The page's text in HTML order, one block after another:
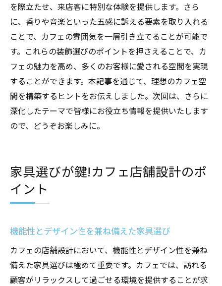
を際立たせ、来店客に特別な体験を提供します。さら
に、香りや音楽といった五感に訴える要素を取り入れる
ことで、カフェの雰囲気を一層引き立てることが可能で
す。これらの装飾選びのポイントを押さえることで、カ
フェの魅力を高め、多くのお客様に愛される空間を実現
することができます。本記事を通じて、理想のカフェ空
間を構築するヒントをお伝えしました。次回は、さらに
深化したテーマで皆様にお役立ち情報を提供いたします
ので、どうぞお楽しみに。
家具選びが鍵!カフェ店舗設計のポ
イント
機能性とデザイン性を兼ね備えた家具選び
カフェの店舗設計において、機能性とデザイン性を兼ね
備えた家具選びは極めて重要です。カフェでは、訪れる
顧客がリラックスして過ごせる環境を提供することが求